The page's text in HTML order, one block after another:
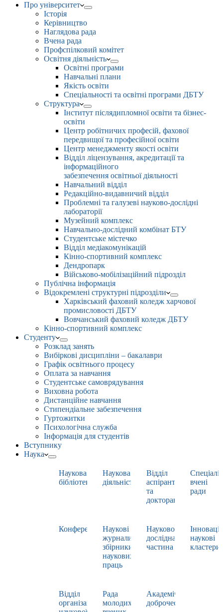
Про університет
Історія
Керівництво
Наглядова рада
Вчена рада
Профспілковий комітет
Освітня діяльність
Освітні програми
Навчальні плани
Якість освіти
Спеціальності та освітні програми ДБТУ
Структура
Інститут післядипломної освіти та бізнес-
освіти
Центр робітничих професій, фахової
передвищої та професійної освіти
Центр менеджменту якості освіти
Відділ ліцензування, акредитації та
інформаційного
забезпечення освітньої діяльності
Навчальний відділ
Редакційно-видавничий відділ
Проблемні та галузеві науково-дослідні
лабораторії
Музейний комплекс
Навчально-дослідний комбінат БТУ
Студентське містечко
Відділ медіакомунікацій
Кінно-спортивний комплекс
Дендропарк
Військово-мобілізаційний підрозділ
Публічна інформація
Відокремлені структурні підрозділи
Харківський фаховий коледж харчової
промисловості ДБТУ
Вовчанський фаховий коледж ДБТУ
Кінно-спортивний комплекс
Студенту
Розклад занять
Вибіркові дисципліни – бакалаври
Графік освітнього процесу
Оплата за навчання
Студентське самоврядування
Виховна робота
Дистанційне навчання
Стипендіальне забезпечення
Гуртожитки
Психологічна служба
Інформація для студентів
Вступнику
Наука
Наукова
бібліотека
Наукова
діяльність
Відділ
аспірантури
та
докторантури
вчені
ради
Конференції
Наукові
журнали,
збірники
наукових
праць
Науково-
дослідна
частина
наукові
кластери
Відділ
організації
Рада
молодих
Академічна
доброчесність